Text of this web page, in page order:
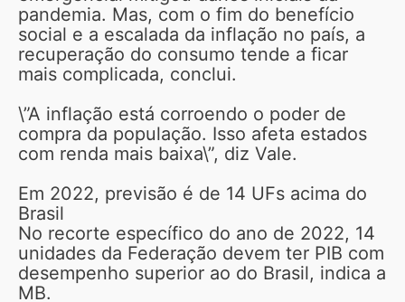
pandemia. Mas, com o fim do benefício
social e a escalada da inflação no país, a
recuperação do consumo tende a ficar
mais complicada, conclui.
\”A inflação está corroendo o poder de
compra da população. Isso afeta estados
com renda mais baixa\”, diz Vale.
Em 2022, previsão é de 14 UFs acima do
Brasil
No recorte específico do ano de 2022, 14
unidades da Federação devem ter PIB com
desempenho superior ao do Brasil, indica a
MB.